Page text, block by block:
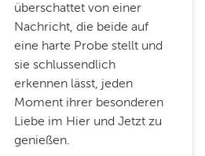
überschattet von einer
Nachricht, die beide auf
eine harte Probe stellt und
sie schlussendlich
erkennen lässt, jeden
Moment ihrer besonderen
Liebe im Hier und Jetzt zu
genießen.